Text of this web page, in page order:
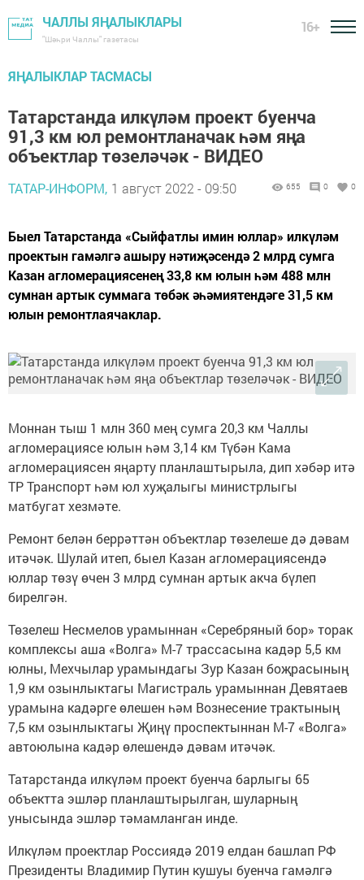
ЧАЛЛЫ ЯҢАЛЫКЛАРЫ
"Шәһри Чаллы" газетасы
16+
ЯҢАЛЫКЛАР ТАСМАСЫ
Татарстанда илкүләм проект буенча
91,3 км юл ремонтланачак һәм яңа
объектлар төзеләчәк - ВИДЕО
ТАТАР-ИНФОРМ, 1 август 2022 - 09:50 655 0 0
Быел Татарстанда «Сыйфатлы имин юллар» илкүләм
проектын гамәлгә ашыру нәтиҗәсендә 2 млрд сумга
Казан агломерациясенең 33,8 км юлын һәм 488 млн
сумнан артык суммага төбәк әһәмиятендәге 31,5 км
юлын ремонтлаячаклар.
Моннан тыш 1 млн 360 мең сумга 20,3 км Чаллы
агломерациясе юлын һәм 3,14 км Түбән Кама
агломерациясен яңарту планлаштырыла, дип хәбәр итә
ТР Транспорт һәм юл хуҗалыгы министрлыгы
матбугат хезмәте.
Ремонт белән беррәттән объектлар төзелеше дә дәвам
итәчәк. Шулай итеп, быел Казан агломерациясендә
юллар төзү өчен 3 млрд сумнан артык акча бүлеп
бирелгән.
Төзелеш Несмелов урамыннан «Серебряный бор» торак
комплексы аша «Волга» М-7 трассасына кадәр 5,5 км
юлны, Мехчылар урамындагы Зур Казан боҗрасының
1,9 км озынлыктагы Магистраль урамыннан Девятаев
урамына кадәрге өлешен һәм Вознесение трактының
7,5 км озынлыктагы Җиңү проспектыннан М-7 «Волга»
автоюлына кадәр өлешендә дәвам итәчәк.
Татарстанда илкүләм проект буенча барлыгы 65
объектта эшләр планлаштырылган, шуларның
унысында эшләр тәмамланган инде.
Илкүләм проектлар Россиядә 2019 елдан башлап РФ
Президенты Владимир Путин кушуы буенча гамәлгә